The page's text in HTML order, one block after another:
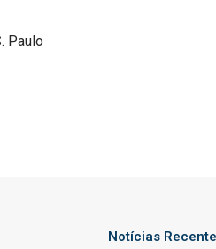
Paulo
Notícias